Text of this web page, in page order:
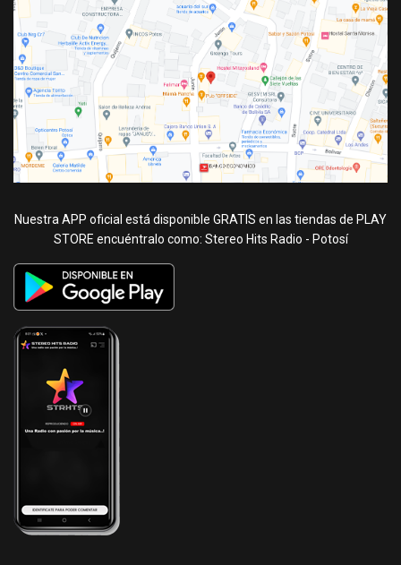
Nuestra APP oficial está disponible GRATIS en las tiendas de PLAY
STORE encuéntralo como: Stereo Hits Radio - Potosí